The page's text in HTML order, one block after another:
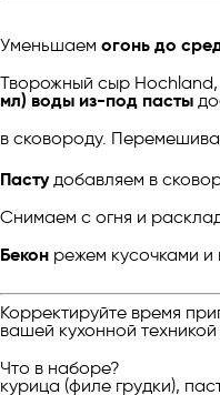
Уменьшаем огонь до
Творожный сыр Hochland,
мл) воды из-под пасты
в сковороду.
Пастудобавляем в
Снимаем с огня и
Бекон режем кусочками
Корректируйте время
вашей кухонной техникой
Что в наборе?
курица (филе грудки),